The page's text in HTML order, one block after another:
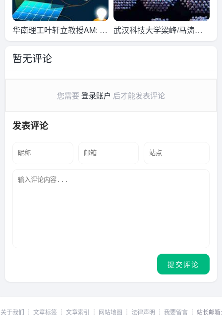
华南理工叶轩立教授AM: 1
3.65%, 聚噻吩衍生物有机
太阳能电池的新纪录！
武汉科技大学梁峰/马涛：
“类黑莓”多金属纳米颗粒的
暂无评论
您需要 登录账户 后才能发表评论
发表评论
关于我们 ┊ 文章标签┊ 文章索引 ┊ 网站地图 ┊ 法律声明 ┊ 我要留言┊ 站长邮箱: